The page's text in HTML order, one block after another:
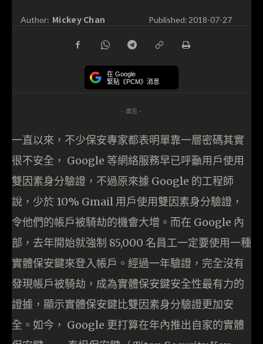
Author: Mickey Chan Published:2018-07-27
在 Google
緊貼《PCM》消息
- 廣告 -
一直以來，不少保安專家都表明單靠一層密碼其實
很不安全， Google 等網絡服務早已呼籲用戶使用
雙因素身分驗證，不過原來據 Google 的工程師
說，少於 10% Gmail 用戶使用雙因素身分驗證，
令他們的帳戶被騎劫的機會大增。而在 Google 內
部，去年開始就強制 85,000 名員工一定要使用一種
實體保安鍵來登入帳戶。經過一年驗證，完全沒有
發現帳戶被騎劫，成為實體保安鍵安全性最有力的
證據，顯示實體保安鍵比雙因素身分驗證更加安
全。如今， Google 更打算在年內推出自家的實體